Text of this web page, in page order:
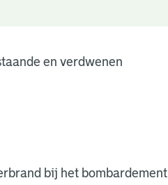
en verdwenen
bij het bombardement